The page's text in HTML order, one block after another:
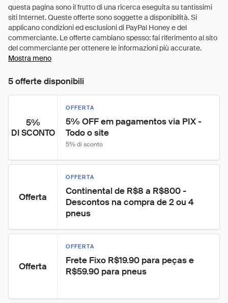
Mostra meno
5 offerte disponibili
5%
DI SCONTO
OFFERTA
5% OFF em pagamentos via PIX -
Todo o site
5% di sconto
Offerta
OFFERTA
Continental de R$8 a R$800 -
Descontos na compra de 2 ou 4
pneus
Offerta
OFFERTA
Frete Fixo R$19.90 para peças e
R$59.90 para pneus